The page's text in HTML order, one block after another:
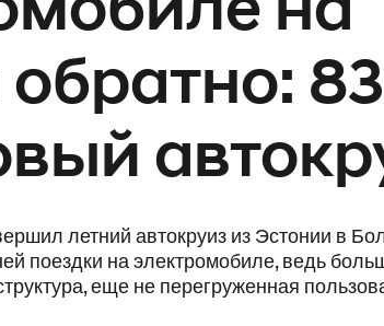
летний автокруиз из Эстонии в
поездки на электромобиле, ведь
еще не перегруженная